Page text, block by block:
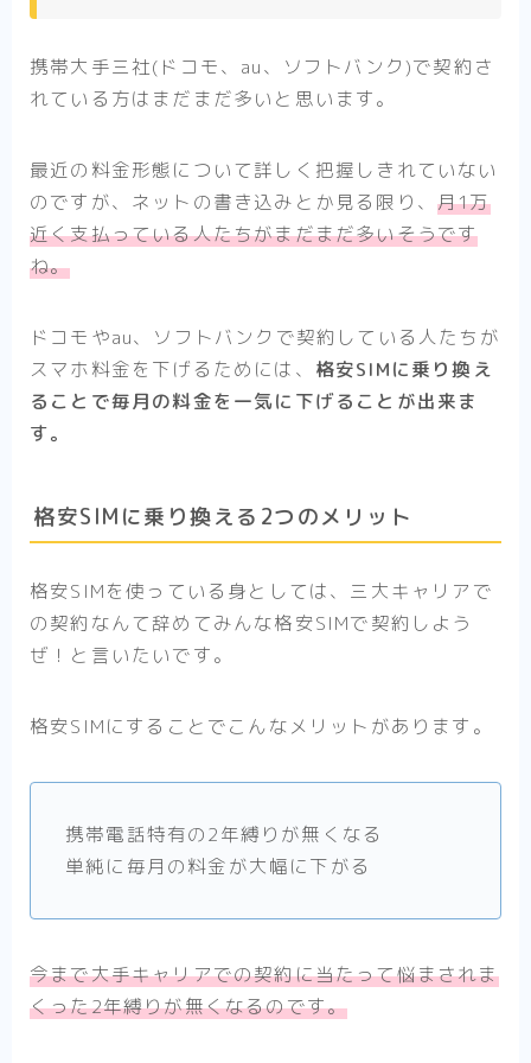
携帯大手三社(ドコモ、au、ソフトバンク)で契約さ
れている方はまだまだ多いと思います。
最近の料金形態について詳しく把握しきれていない
のですが、ネットの書き込みとか見る限り、 月1万
近く支払っている人たちがまだまだ多いそうです
ね。
ドコモやau、ソフトバンクで契約している人たちが
スマホ料金を下げるためには、 格安SIMに乗り換え
ることで毎月の料金を一気に下げることが出来ま
す。
格安SIMに乗り換える2つのメリット
格安SIMを使っている身としては、三大キャリアで
の契約なんて辞めてみんな格安SIMで契約しよう
ぜ！と言いたいです。
格安SIMにすることでこんなメリットがあります。
携帯電話特有の2年縛りが無くなる
単純に毎月の料金が大幅に下がる
今まで大手キャリアでの契約に当たって悩まされま
くった2年縛りが無くなるのです。